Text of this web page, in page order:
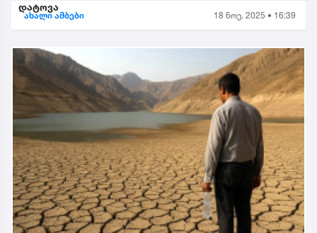
დატოვა
ახალი ამბები 18 ნოე. 2025 • 16:39